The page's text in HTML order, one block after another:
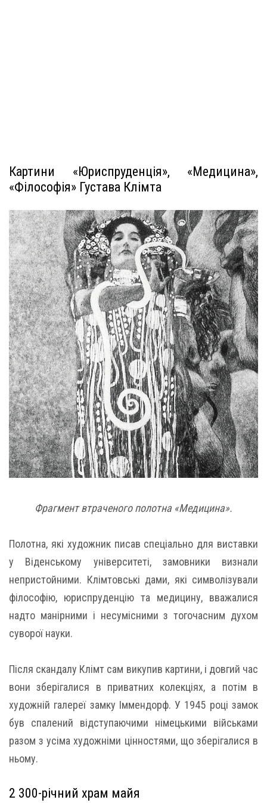
Картини «Юриспруденція», «Медицина»,
«Філософія» Густава Клімта
Фрагмент втраченого полотна «Медицина».
Полотна, які художник писав спеціально для виставки
у Віденському університеті, замовники визнали
непристойними. Клімтовські дами, які символізували
філософію, юриспруденцію та медицину, вважалися
надто манірними і несумісними з тогочасним духом
суворої науки.
Після скандалу Клімт сам викупив картини, і довгий час
вони зберігалися в приватних колекціях, а потім в
художній галереї замку Іммендорф. У 1945 році замок
був спалений відступаючими німецькими військами
разом з усіма художніми цінностями, що зберігалися в
ньому.
2 300-річний храм майя